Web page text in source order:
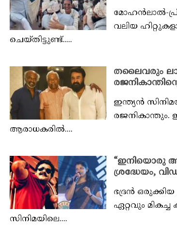
മോഹൻലാൽ-
വലിയ
ചെയ്‌തിട്ടുണ്ട്‌.....
തലൈവരും
ഇന്ത്യൻ
രജനികാന്തും.
ആരാധകരിൽ....
“ഇനിയൊരു
ശ്രദ്ധേയം,
ഭദ്രൻ
ഏറ്റവും
സിനിമയിലെ....